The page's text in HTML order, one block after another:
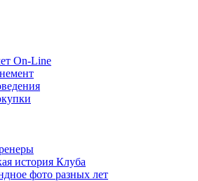
On-Line
история Клуба
фото разных лет